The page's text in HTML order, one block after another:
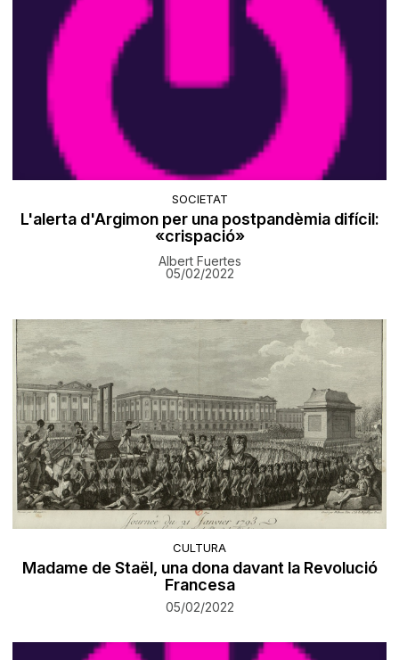
SOCIETAT
L'alerta d'Argimon per una postpandèmia difícil:
«crispació»
Albert Fuertes
05/02/2022
CULTURA
Madame de Staël, una dona davant la Revolució
Francesa
05/02/2022